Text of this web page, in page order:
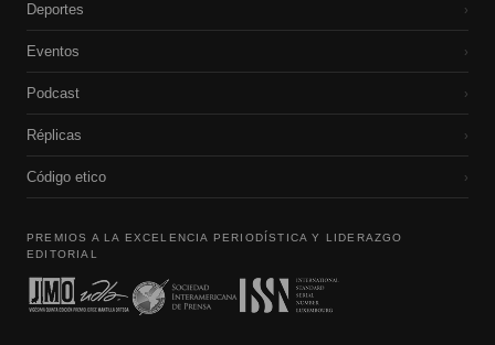
Deportes ›
Eventos ›
Podcast ›
Réplicas ›
Código etico ›
PREMIOS A LA EXCELENCIA PERIODÍSTICA Y LIDERAZGO
EDITORIAL